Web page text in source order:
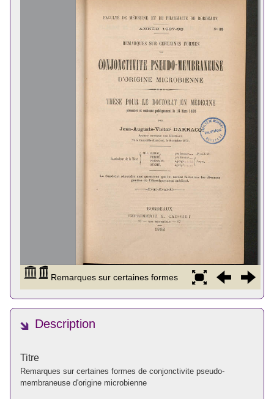
Description
Titre
Remarques sur certaines formes de conjonctivite pseudo-
membraneuse d'origine microbienne